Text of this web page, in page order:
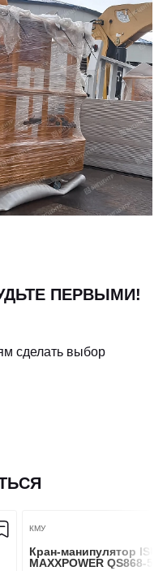
63
22
90
ПЕРВЫМИ!
сделать выбор
КМУ
Кран-манипулятор
MAXXPOWER QS868-5